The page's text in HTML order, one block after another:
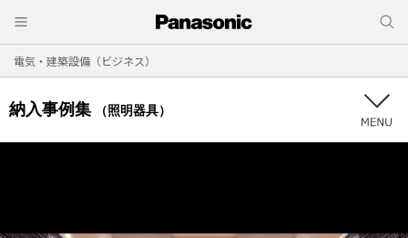
電気・建築設備（ビジネス）
納入事例集 （照明器具）